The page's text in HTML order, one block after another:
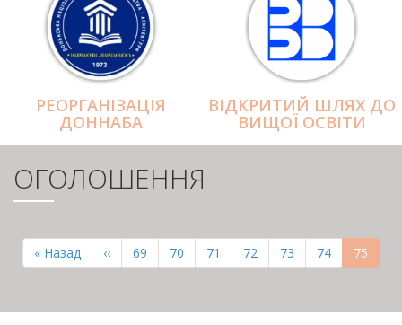
РЕОРГАНІЗАЦІЯ
ДОННАБА
ВІДКРИТИЙ ШЛЯХ ДО
ВИЩОЇ ОСВІТИ
ОГОЛОШЕННЯ
СТОРІНКИ
Перша
сторінка
« Назад
Попередня
сторінка
‹‹ Page
69 Page
70 Page
71 Page
72 Page
73 Page
74 75